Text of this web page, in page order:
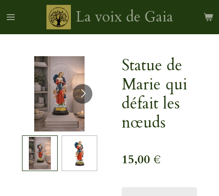
La voix de Gaia
Statue de
Marie qui
défait les
nœuds
15,00 €